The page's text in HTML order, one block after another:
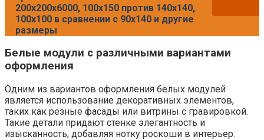
200х200х6000, 100х150 против 140х140,
100х100 в сравнении с 90х140 и другие
размеры
Белые модули с различными вариантами
оформления
Одним из вариантов оформления белых модулей
является использование декоративных элементов,
таких как резные фасады или витрины с гравировкой.
Такие детали придают стенке элегантность и
изысканность, добавляя нотку роскоши в интерьер.